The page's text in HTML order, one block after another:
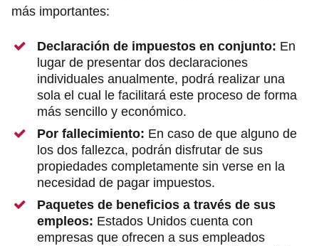
más importantes:
Declaración de impuestos en conjunto: En
lugar de presentar dos declaraciones
individuales anualmente, podrá realizar una
sola el cual le facilitará este proceso de forma
más sencillo y económico.
Por fallecimiento: En caso de que alguno de
los dos fallezca, podrán disfrutar de sus
propiedades completamente sin verse en la
necesidad de pagar impuestos.
Paquetes de beneficios a través de sus
empleos: Estados Unidos cuenta con
empresas que ofrecen a sus empleados